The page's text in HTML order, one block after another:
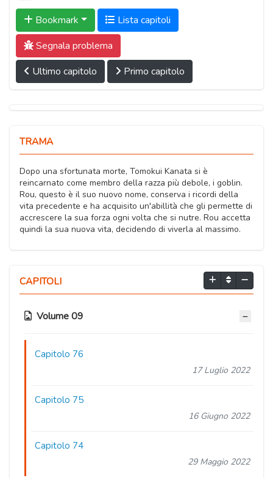
Bookmark
Lista capitoli
Segnala problema
Ultimo capitolo
Primo capitolo
TRAMA
Dopo una sfortunata morte, Tomokui Kanata si è
reincarnato come membro della razza più debole, i goblin.
Rou, questo è il suo nuovo nome, conserva i ricordi della
vita precedente e ha acquisito un'abillità che gli permette di
accrescere la sua forza ogni volta che si nutre. Rou accetta
quindi la sua nuova vita, decidendo di viverla al massimo.
CAPITOLI
Volume 09
Capitolo 76
17 Luglio 2022
Capitolo 75
16 Giugno 2022
Capitolo 74
29 Maggio 2022